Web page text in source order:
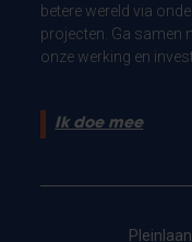
betere wereld via
projecten. Ga samen
onze werking en
Ik doe mee